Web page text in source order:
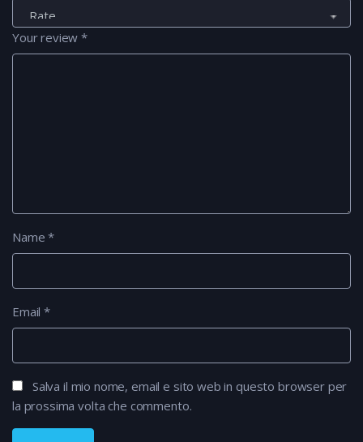
Your review*
Name*
Email*
Salva il mio nome, email e sito web in questo browser per
la prossima volta che commento.